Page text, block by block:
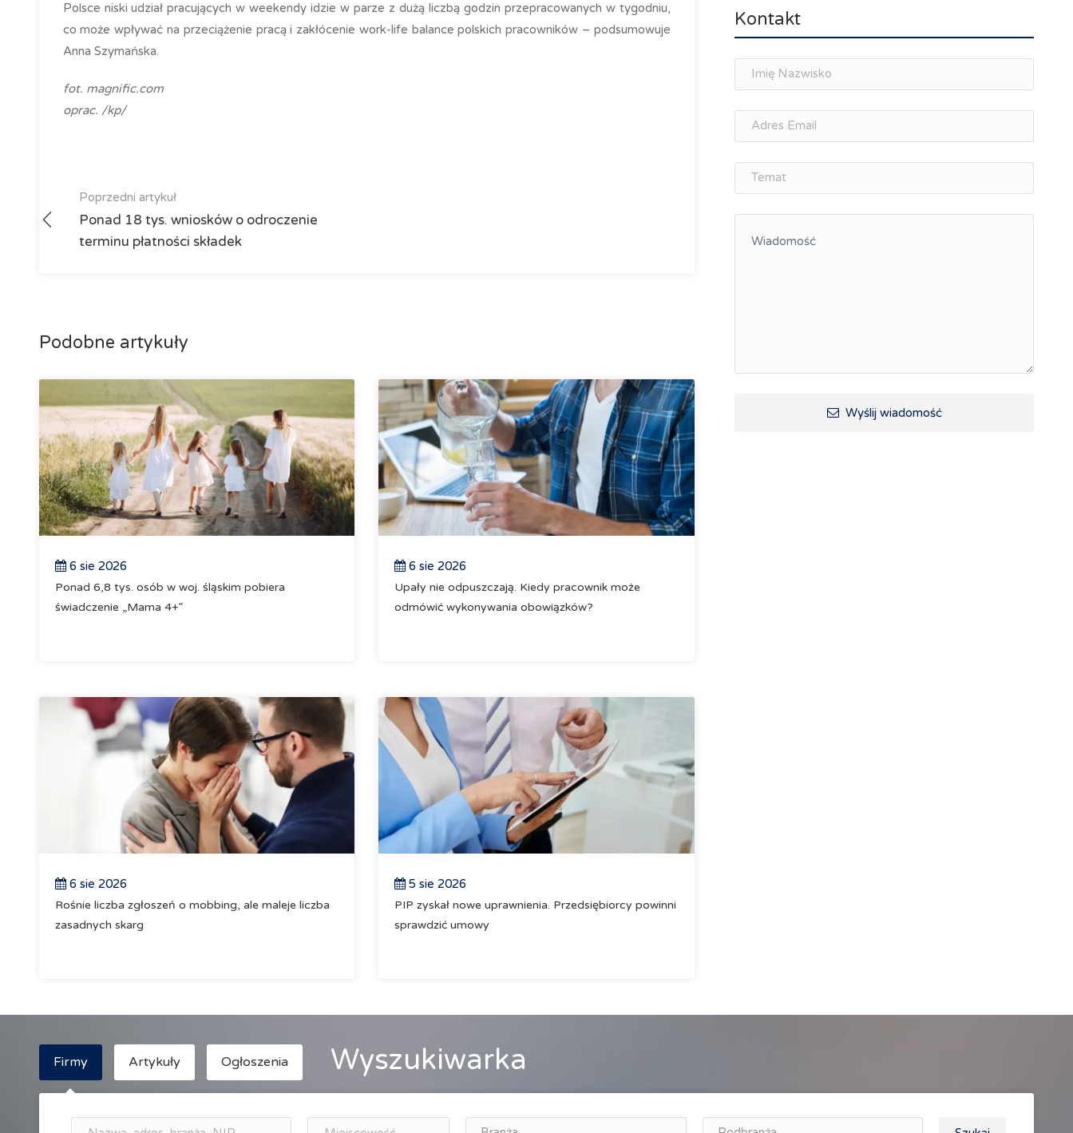
Polsce niski udział pracujących w weekendy idzie w parze z dużą liczbą godzin przepracowanych w tygodniu,
co może wpływać na przeciążenie pracą i zakłócenie work-life balance polskich pracowników – podsumowuje
Anna Szymańska.
fot. magnific.com
oprac. /kp/
Poprzedni artykuł
Ponad 18 tys. wniosków o odroczenie
terminu płatności składek
Podobne artykuły
6 sie 2026
Ponad 6,8 tys. osób w woj. śląskim pobiera
świadczenie „Mama 4+”
6 sie 2026
Upały nie odpuszczają. Kiedy pracownik może
odmówić wykonywania obowiązków?
6 sie 2026
Rośnie liczba zgłoszeń o mobbing, ale maleje liczba
zasadnych skarg
5 sie 2026
PIP zyskał nowe uprawnienia. Przedsiębiorcy powinni
sprawdzić umowy
Spotkania branżowe
osobisty
Memorandum Gospodarcze PL-CZ
Śląskie Porozumienie Gospodarcze
ŚLĄSK.ONLINE
Integracja
Kontakt
Wyślij wiadomość
Firmy Artykuły Ogłoszenia Wyszukiwarka